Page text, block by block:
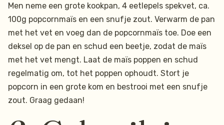
Men neme een grote kookpan, 4 eetlepels spekvet, ca.
100g popcornmaïs en een snufje zout. Verwarm de pan
met het vet en voeg dan de popcornmaïs toe. Doe een
deksel op de pan en schud een beetje, zodat de maïs
met het vet mengt. Laat de maïs poppen en schud
regelmatig om, tot het poppen ophoudt. Stort je
popcorn in een grote kom en bestrooi met een snufje
zout. Graag gedaan!